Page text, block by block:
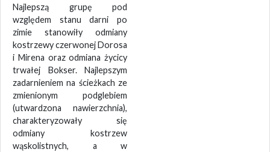
Najlepszą grupę pod
względem stanu darni po
zimie stanowiły odmiany
kostrzewy czerwonej Dorosa
i Mirena oraz odmiana życicy
trwałej Bokser. Najlepszym
zadarnieniem na ścieżkach ze
zmienionym podglebiem
(utwardzona nawierzchnia),
charakteryzowały się
odmiany kostrzew
wąskolistnych, a w